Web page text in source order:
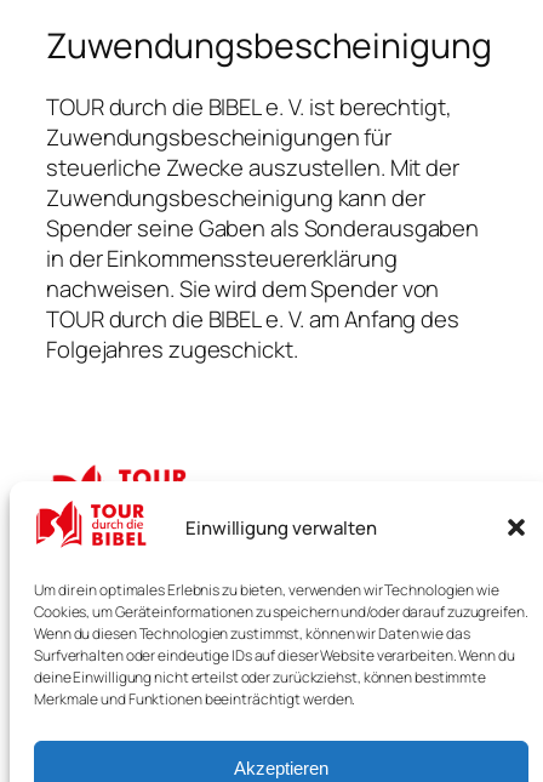
Einwilligung verwalten
Um dir ein optimales Erlebnis zu bieten, verwenden wir Technologien wie
Cookies, um Geräteinformationen zu speichern und/oder darauf zuzugreifen.
Wenn du diesen Technologien zustimmst, können wir Daten wie das
Surfverhalten oder eindeutige IDs auf dieser Website verarbeiten. Wenn du
deine Einwilligung nicht erteilst oder zurückziehst, können bestimmte
Merkmale und Funktionen beeinträchtigt werden.
Akzeptieren
Zuwendungsbescheinigung
TOUR durch die BIBEL e. V. ist berechtigt,
Zuwendungsbescheinigungen für
steuerliche Zwecke auszustellen. Mit der
Zuwendungsbescheinigung kann der
Spender seine Gaben als Sonderausgaben
in der Einkommenssteuererklärung
nachweisen. Sie wird dem Spender von
TOUR durch die BIBEL e. V. am Anfang des
Folgejahres zugeschickt.
TOUR durch die BIBEL
Verstehen. Bewegen. Erleben.
Termine